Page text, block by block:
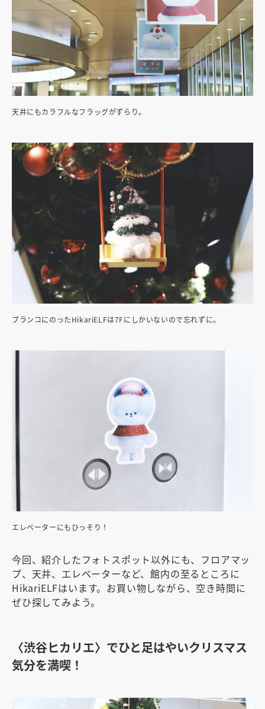
天井にもカラフルなフラッグがずらり。
ブランコにのったHikariELFは7Fにしかいないので忘れずに。
エレベーターにもひっそり！
今回、紹介したフォトスポット以外にも、フロアマッ
プ、天井、エレベーターなど、館内の至るところに
HikariELFはいます。お買い物しながら、空き時間に
ぜひ探してみよう。
〈渋谷ヒカリエ〉でひと足はやいクリスマス
気分を満喫！